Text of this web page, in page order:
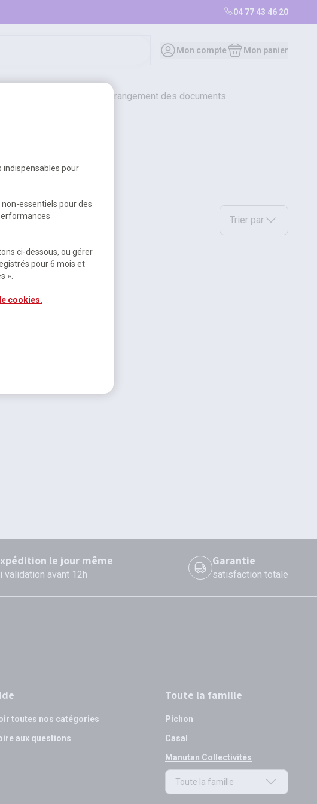
04 77 43 46 20
Mon compte Mon panier
bureautique et rangement des documents
Trier par
le jour même
validation avant 12h
Garantie
satisfaction totale
toutes nos catégories
aux questions
Toute la famille
Pichon
Casal
Manutan Collectivités
Toute la famille
indispensables pour
essentiels pour des
ci-dessous, ou gérer
pour 6 mois et
».
cookies.